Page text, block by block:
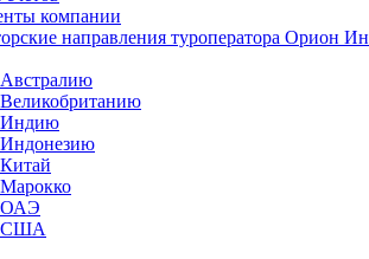
компании
направления туроператора Орион
Индию
ОАЭ
США